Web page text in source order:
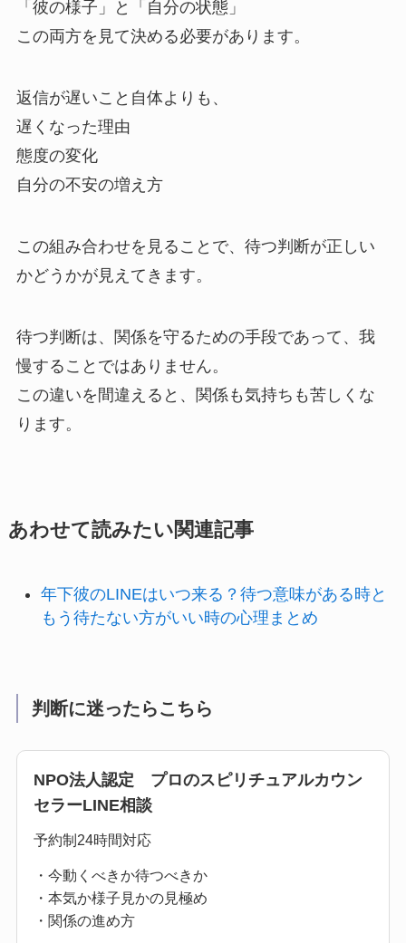
「彼の様子」と「自分の状態」
この両方を見て決める必要があります。
返信が遅いこと自体よりも、
遅くなった理由
態度の変化
自分の不安の増え方
この組み合わせを見ることで、待つ判断が正しい
かどうかが見えてきます。
待つ判断は、関係を守るための手段であって、我
慢することではありません。
この違いを間違えると、関係も気持ちも苦しくな
ります。
あわせて読みたい関連記事
年下彼のLINEはいつ来る？待つ意味がある時と
もう待たない方がいい時の心理まとめ
判断に迷ったらこちら
NPO法人認定 プロのスピリチュアルカウン
セラーLINE相談
予約制24時間対応
・今動くべきか待つべきか
・本気か様子見かの見極め
・関係の進め方